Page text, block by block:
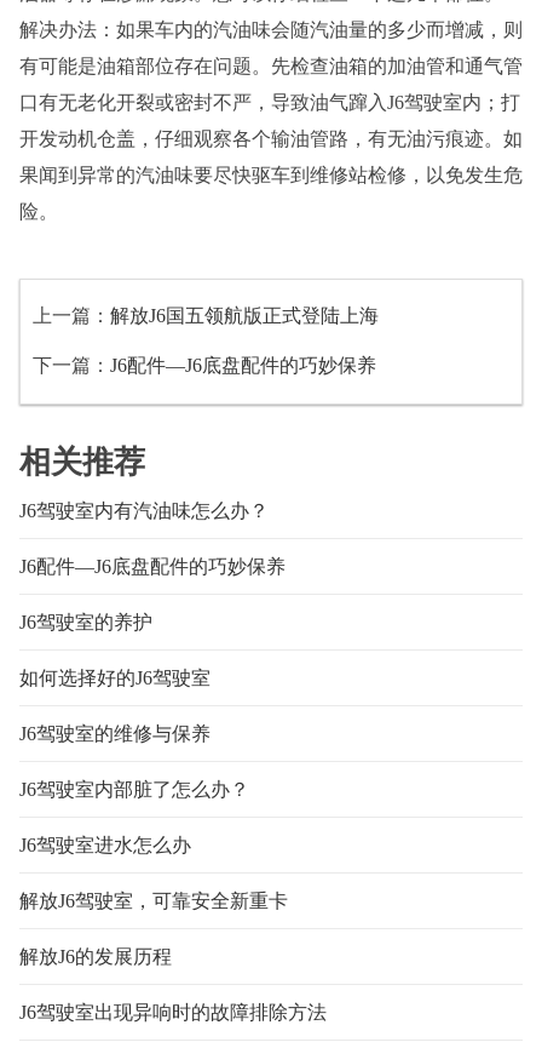
解决办法：如果车内的汽油味会随汽油量的多少而增减，则
有可能是油箱部位存在问题。先检查油箱的加油管和通气管
口有无老化开裂或密封不严，导致油气蹿入J6驾驶室内；打
开发动机仓盖，仔细观察各个输油管路，有无油污痕迹。如
果闻到异常的汽油味要尽快驱车到维修站检修，以免发生危
险。
上一篇： 解放J6国五领航版正式登陆上海
下一篇： J6配件—J6底盘配件的巧妙保养
相关推荐
J6驾驶室内有汽油味怎么办？
J6配件—J6底盘配件的巧妙保养
J6驾驶室的养护
如何选择好的J6驾驶室
J6驾驶室的维修与保养
J6驾驶室内部脏了怎么办？
J6驾驶室进水怎么办
解放J6驾驶室，可靠安全新重卡
解放J6的发展历程
J6驾驶室出现异响时的故障排除方法